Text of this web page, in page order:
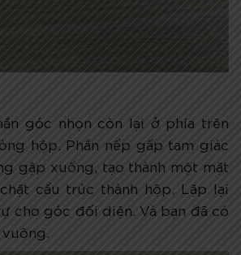
góc nhọn còn lại ở phía trên
hộp. Phần nếp gấp tam giác
gập xuống, tạo thành một mặt
cấu trúc thành hộp. Lặp lại
cho góc đối diện. Và bạn đã có